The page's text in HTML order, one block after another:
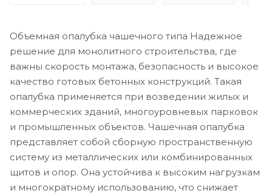
Объемная опалубка чашечного типа Надежное
решение для монолитного строительства, где
важны скорость монтажа, безопасность и высокое
качество готовых бетонных конструкций. Такая
опалубка применяется при возведении жилых и
коммерческих зданий, многоуровневых парковок
и промышленных объектов. Чашечная опалубка
представляет собой сборную пространственную
систему из металлических или комбинированных
щитов и опор. Она устойчива к высоким нагрузкам
и многократному использованию, что снижает